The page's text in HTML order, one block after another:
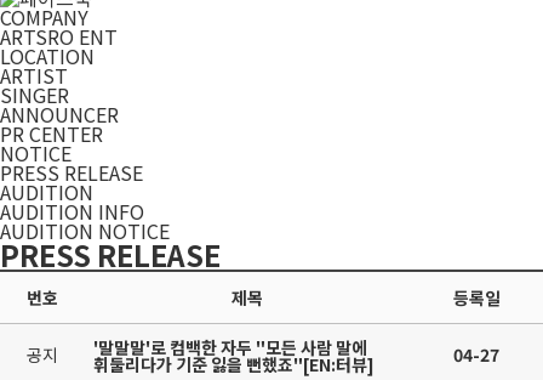
COMPANY
ARTSRO ENT
LOCATION
ARTIST
SINGER
ANNOUNCER
PR CENTER
NOTICE
PRESS RELEASE
AUDITION
AUDITION INFO
AUDITION NOTICE
PRESS RELEASE
번호 제목 등록일
공지 '말말말'로 컴백한 자두 "모든 사람 말에
휘둘리다가 기준 잃을 뻔했죠"[EN:터뷰] 04-27